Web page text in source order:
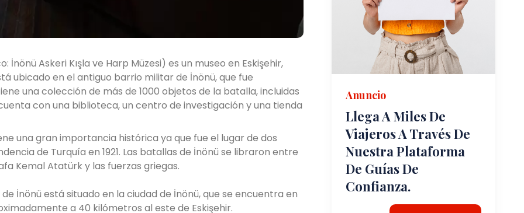
Askeri Kışla ve Harp Müzesi) es un museo en Eskişehir,
ubicado en el antiguo barrio militar de İnönü, que fue
una colección de más de 1000 objetos de la batalla, incluidas
con una biblioteca, un centro de investigación y una tienda
una gran importancia histórica ya que fue el lugar de dos
de Turquía en 1921. Las batallas de İnönü se libraron entre
Kemal Atatürk y las fuerzas griegas.
İnönü está situado en la ciudad de İnönü, que se encuentra en
a 40 kilómetros al este de Eskişehir.
Anuncio
Llega A Miles De
Viajeros A Través De
Nuestra Plataforma
De Guías De
Confianza.